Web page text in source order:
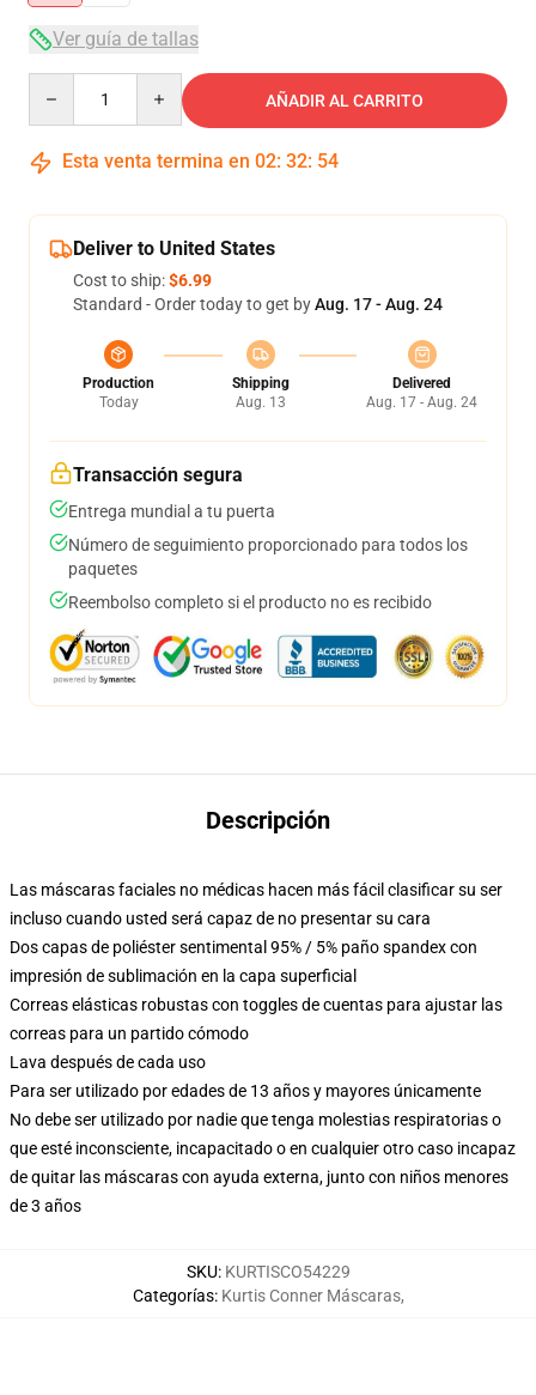
Ver guía de tallas
AÑADIR AL CARRITO
Esta venta termina en 02: 32: 54
Deliver to United States
Cost to ship:$6.99
Standard - Order today to get byAug. 17 - Aug. 24
Production
Today
Shipping
Aug. 13
Delivered
Aug. 17 - Aug. 24
Transacción segura
Entrega mundial a tu puerta
Número de seguimiento proporcionado para todos los
paquetes
Reembolso completo si el producto no es recibido
Descripción
Las máscaras faciales no médicas hacen más fácil clasificar su ser
incluso cuando usted será capaz de no presentar su cara
Dos capas de poliéster sentimental 95% / 5% paño spandex con
impresión de sublimación en la capa superficial
Correas elásticas robustas con toggles de cuentas para ajustar las
correas para un partido cómodo
Lava después de cada uso
Para ser utilizado por edades de 13 años y mayores únicamente
No debe ser utilizado por nadie que tenga molestias respiratorias o
que esté inconsciente, incapacitado o en cualquier otro caso incapaz
de quitar las máscaras con ayuda externa, junto con niños menores
de 3 años
SKU: KURTISCO54229
Categorías: Kurtis Conner Máscaras,